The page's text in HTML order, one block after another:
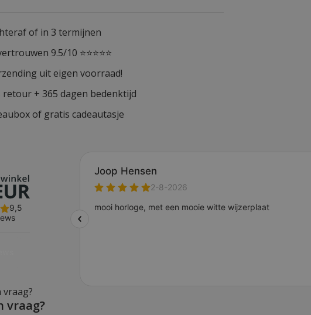
of in 3 termijnen
9.5/10 ⭐⭐⭐⭐⭐
uit eigen voorraad!
+ 365 dagen bedenktijd
of gratis cadeautasje
vraag?